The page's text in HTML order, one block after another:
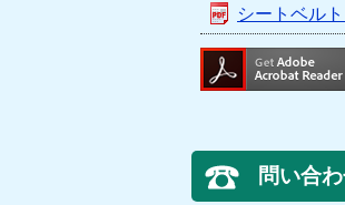
シートベル
問い合